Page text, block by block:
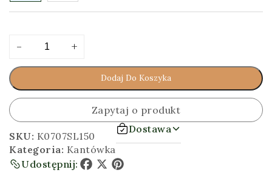
-
Kantówka
7x7x150
[cm]
Surowa
+
Dodaj Do Koszyka
Alternative:
Zapytaj o produkt
SKU: K0707SL150
Kategoria: Kantówka
Dostawa
Udostępnij: